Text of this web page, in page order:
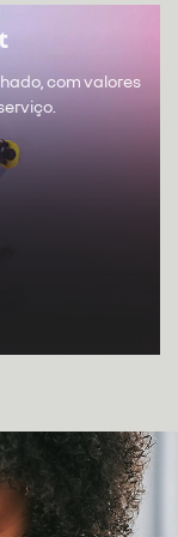
com valores